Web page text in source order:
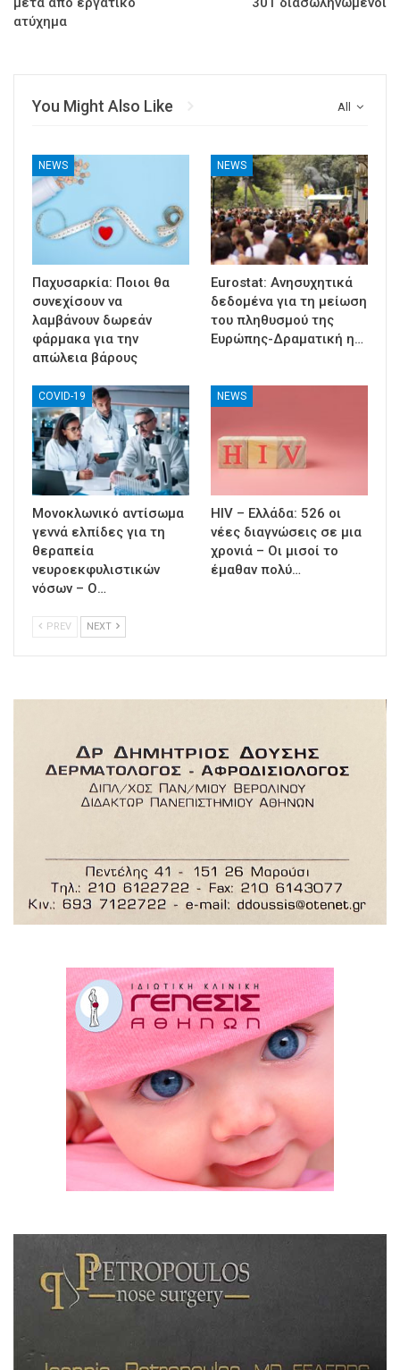
ατύχημα
All
You Might Also Like
NEWS
Παχυσαρκία: Ποιοι θα
συνεχίσουν να
λαμβάνουν δωρεάν
φάρμακα για την
απώλεια βάρους
NEWS
Eurostat: Ανησυχητικά
δεδομένα για τη μείωση
του πληθυσμού της
Ευρώπης-Δραματική η…
COVID-19
Μονοκλωνικό αντίσωμα
γεννά ελπίδες για τη
θεραπεία
νευροεκφυλιστικών
νόσων – Ο…
NEWS
HIV – Ελλάδα: 526 οι
νέες διαγνώσεις σε μια
χρονιά – Οι μισοί το
έμαθαν πολύ…
PREV NEXT